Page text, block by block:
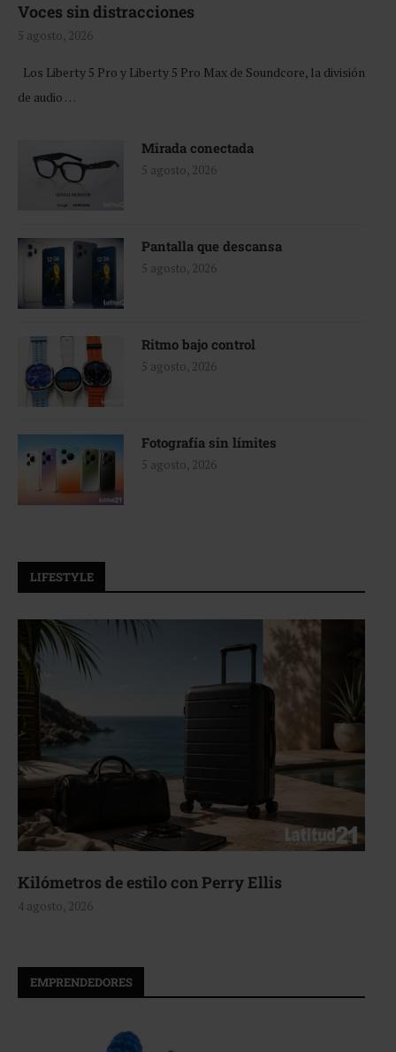
Voces sin distracciones
5 agosto, 2026
Los Liberty 5 Pro y Liberty 5 Pro Max de Soundcore, la división
de audio …
Mirada conectada
5 agosto, 2026
Pantalla que descansa
5 agosto, 2026
Ritmo bajo control
5 agosto, 2026
Fotografía sin límites
5 agosto, 2026
LIFESTYLE
Aerie, texturas que fluyen
EMPRENDEDORES